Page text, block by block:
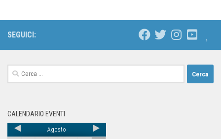
SEGUICI:
CALENDARIO EVENTI
Agosto